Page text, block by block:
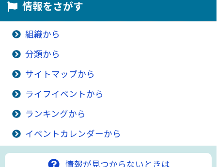
情報をさがす
組織から
分類から
サイトマップから
ライフイベントから
ランキングから
イベントカレンダーから
情報が見つからないときは